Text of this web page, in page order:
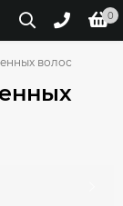
0
волос